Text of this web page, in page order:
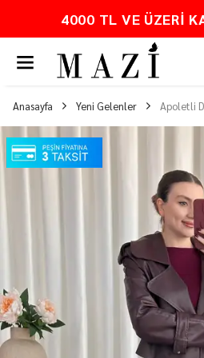
4000 TL VE ÜZERI
Anasayfa Yeni Gelenler Apoletli